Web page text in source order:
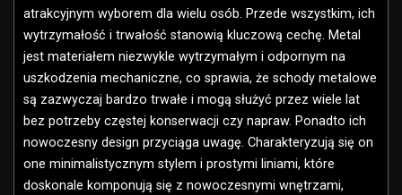
atrakcyjnym wyborem dla wielu osób. Przede wszystkim, ich
wytrzymałość i trwałość stanowią kluczową cechę. Metal
jest materiałem niezwykle wytrzymałym i odpornym na
uszkodzenia mechaniczne, co sprawia, że schody metalowe
są zazwyczaj bardzo trwałe i mogą służyć przez wiele lat
bez potrzeby częstej konserwacji czy napraw. Ponadto ich
nowoczesny design przyciąga uwagę. Charakteryzują się on
one minimalistycznym stylem i prostymi liniami, które
doskonale komponują się z nowoczesnymi wnętrzami,